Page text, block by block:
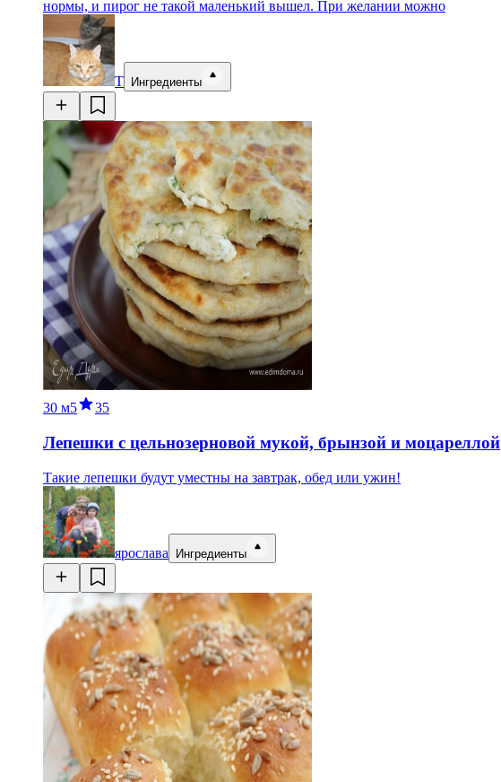
нормы, и пирог не такой маленький вышел. При желании можно
Т Ингредиенты
30 м5 35
Лепешки с цельнозерновой мукой, брынзой и моцареллой
Такие лепешки будут уместны на завтрак, обед или ужин!
ярослава Ингредиенты